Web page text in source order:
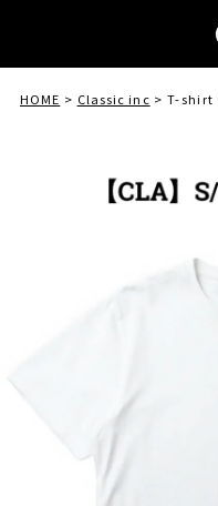
HOME Classic inc T-shirt